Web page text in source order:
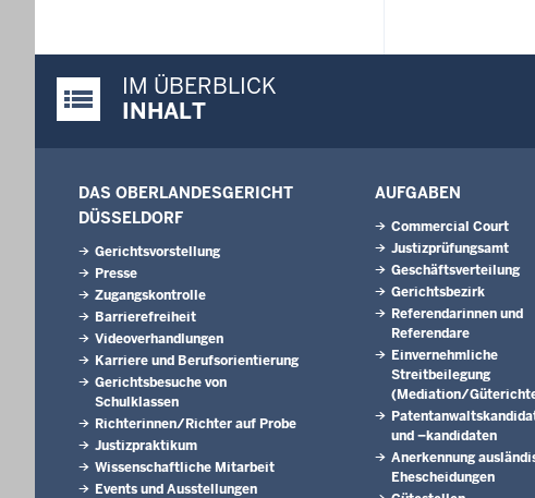
Justiz-Portal im Überblick:
IM ÜBERBLICK
INHALT
DAS OBERLANDESGERICHT
DÜSSELDORF
Gerichtsvorstellung
Presse
Zugangskontrolle
Barrierefreiheit
Videoverhandlungen
Karriere und Berufsorientierung
Gerichtsbesuche von
Schulklassen
Richterinnen/Richter auf Probe
Justizpraktikum
Wissenschaftliche Mitarbeit
Events und Ausstellungen
AUFGABEN
Commercial Court
Justizprüfungsamt
Geschäftsverteilung
Gerichtsbezirk
Referendarinnen und
Referendare
Einvernehmliche
Streitbeilegung
(Mediation/
und –kandidaten
Anerkennung
Ehescheidungen